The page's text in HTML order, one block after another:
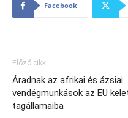
Facebook
Előző cikk
Áradnak az afrikai és ázsiai
vendégmunkások az EU
tagállamaiba